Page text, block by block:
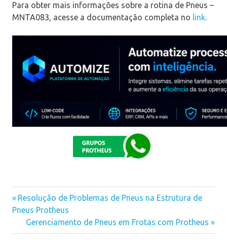
Para obter mais informações sobre a rotina de Pneus –
MNTA083, acesse a documentação completa no link.
Navegação
Previous
Post:
Resolução de Problemas de Pneus na Estrutura de
Pneus Protheus
Next
Post:
Gerenciamento de Pneus em Frotas com Protheus